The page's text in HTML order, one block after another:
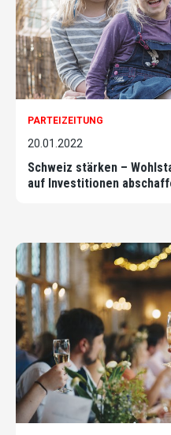
PARTEIZEITUNG
20.01.2022
Schweiz stärken –
auf Investitionen